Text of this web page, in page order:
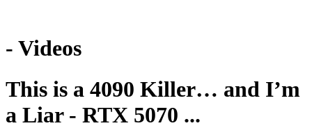
- Videos
This is a 4090 Killer… and I’m
a Liar - RTX 5070 ...